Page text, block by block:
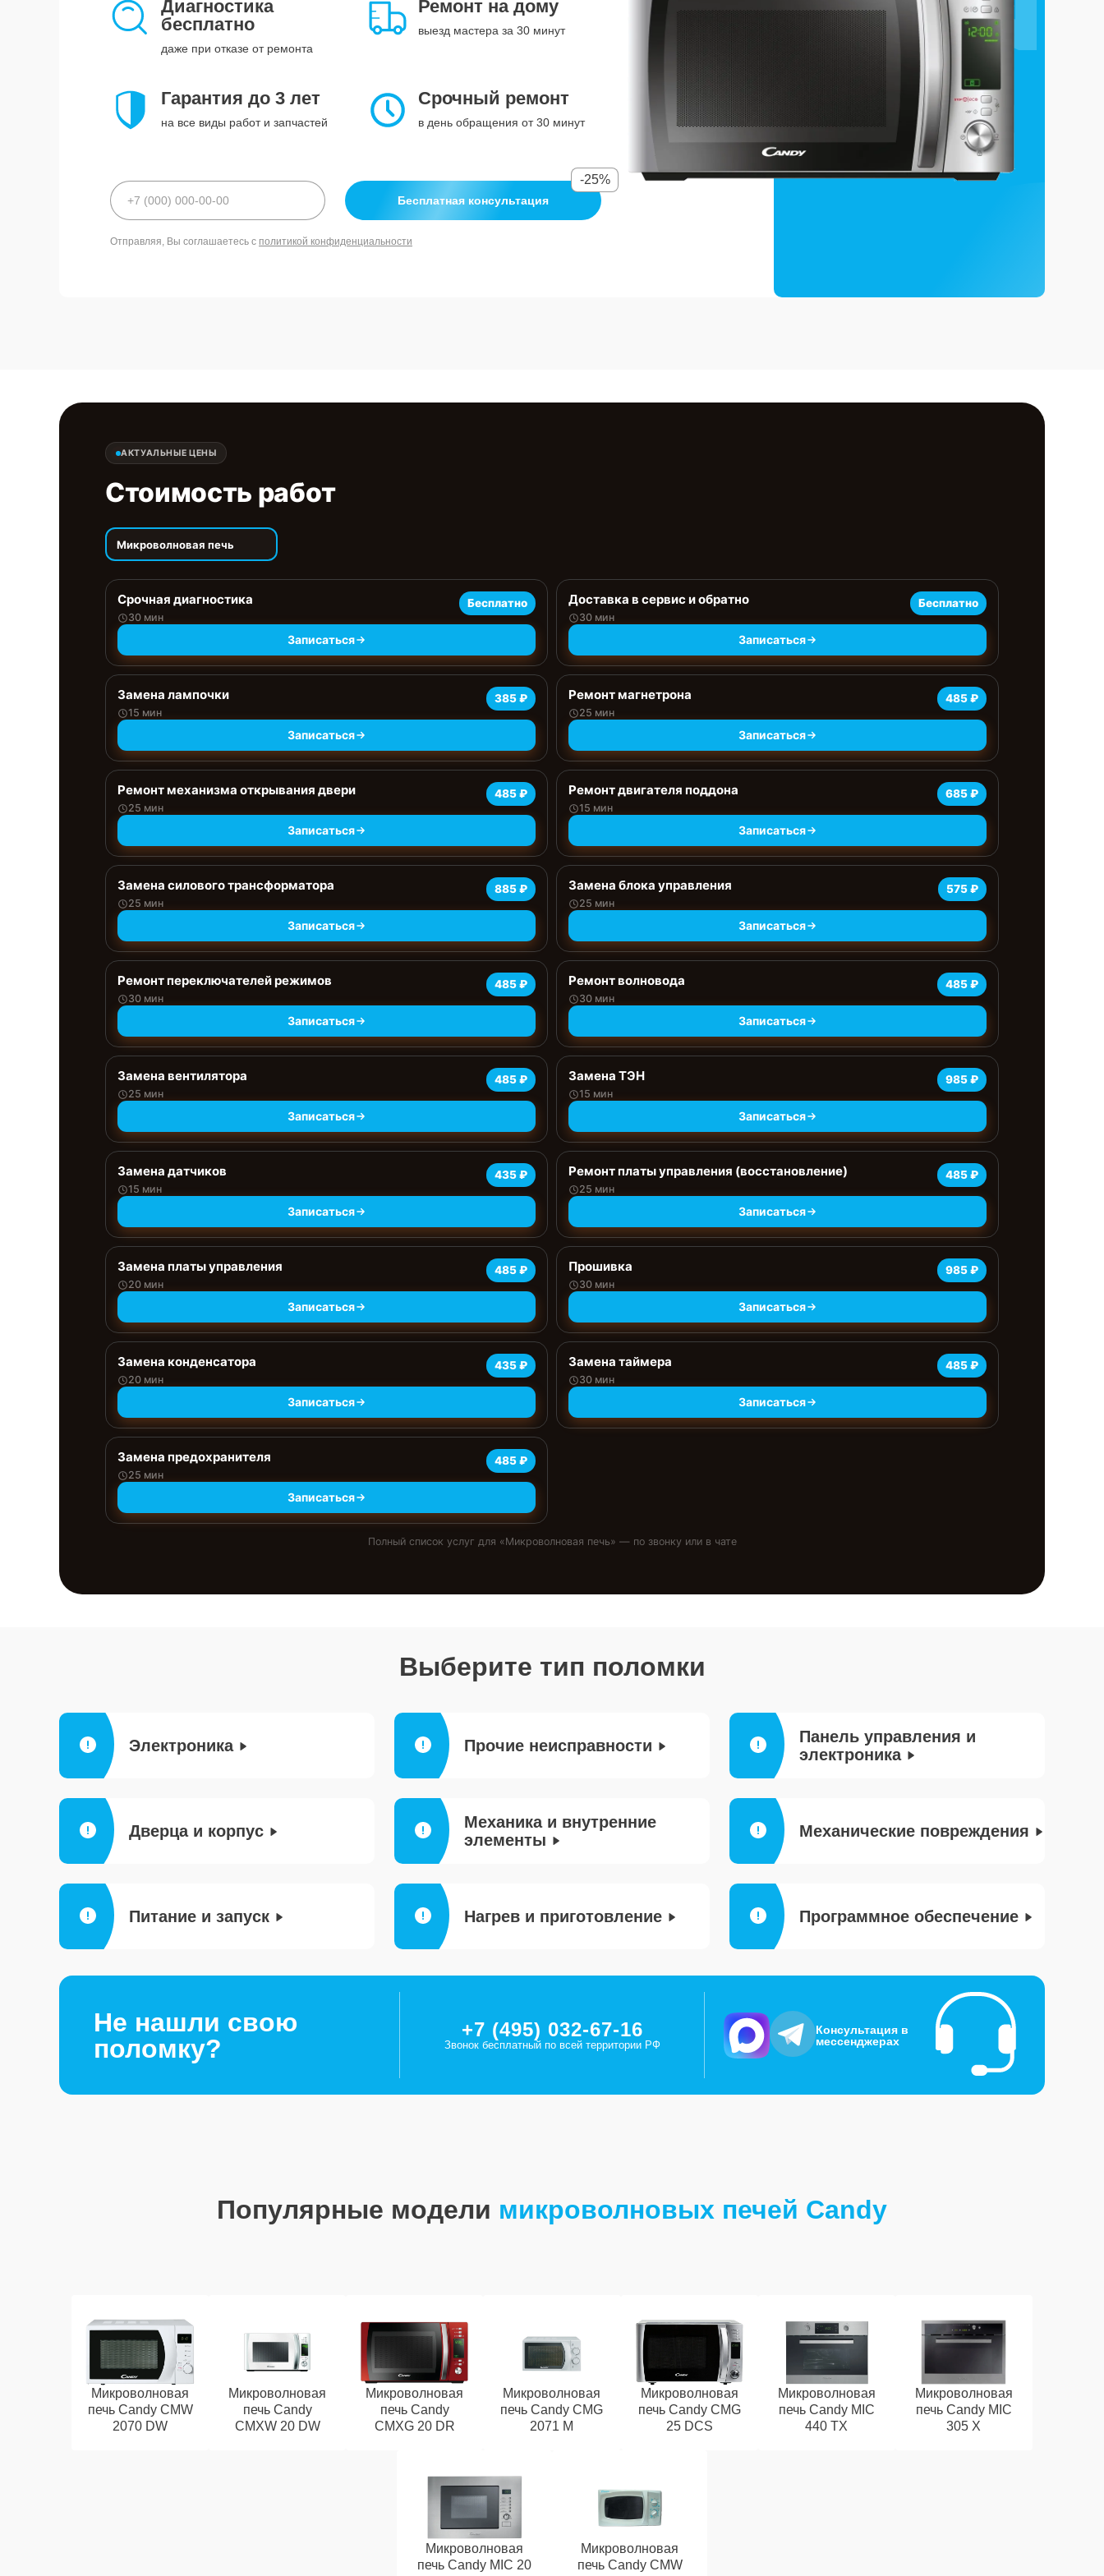
Диагностика
бесплатно
даже при отказе от ремонта
Ремонт на дому
выезд мастера за 30 минут
Гарантия до 3 лет
на все виды работ и запчастей
Срочный ремонт
в день обращения от 30 минут
Бесплатная консультация
-25%
Отправляя, Вы соглашаетесь с политикой конфиденциальности
АКТУАЛЬНЫЕ ЦЕНЫ
Стоимость работ
Микроволновая печь
Срочная диагностика
30 мин
Бесплатно
Записаться
Доставка в сервис и обратно
30 мин
Бесплатно
Записаться
Замена лампочки
15 мин
385 ₽
Записаться
Ремонт магнетрона
25 мин
485 ₽
Записаться
Ремонт механизма открывания двери
25 мин
485 ₽
Записаться
Ремонт двигателя поддона
15 мин
685 ₽
Записаться
Замена силового трансформатора
25 мин
885 ₽
Записаться
Замена блока управления
25 мин
575 ₽
Записаться
Ремонт переключателей режимов
30 мин
485 ₽
Записаться
Ремонт волновода
30 мин
485 ₽
Записаться
Замена вентилятора
25 мин
485 ₽
Записаться
Замена ТЭН
15 мин
985 ₽
Записаться
Замена датчиков
15 мин
435 ₽
Записаться
Ремонт платы управления (восстановление)
25 мин
485 ₽
Записаться
Замена платы управления
20 мин
485 ₽
Записаться
Прошивка
30 мин
985 ₽
Записаться
Замена конденсатора
20 мин
435 ₽
Записаться
Замена таймера
30 мин
485 ₽
Записаться
Замена предохранителя
25 мин
485 ₽
Записаться
Полный список услуг для «Микроволновая печь» — по звонку или в чате
Выберите тип поломки
Электроника Прочие неисправности
Панель управления и
электроника
Дверца и корпус
Механика и внутренние
элементы
Механические повреждения
Питание и запуск Нагрев и приготовление Программное обеспечение
Не нашли свою
поломку?
+7 (495) 032-67-16
Звонок бесплатный по всей территории РФ
Консультация в
мессенджерах
Популярные модели микроволновых печей Candy
Микроволновая
печь Candy CMW
2070 DW
Микроволновая
печь Candy
CMXW 20 DW
Микроволновая
печь Candy
CMXG 20 DR
Микроволновая
печь Candy CMG
2071 M
Микроволновая
печь Candy CMG
25 DCS
Микроволновая
печь Candy MIC
440 TX
Микроволновая
печь Candy MIC
305 X
Микроволновая
печь Candy MIC 20
Микроволновая
печь Candy CMW